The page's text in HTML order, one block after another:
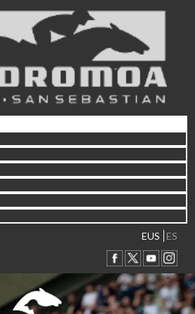
EUS ES
17:30 Abuztuaren 2a / 2 de
Abuztuaren 9a / 9 de
12:08 Abuztaren 12a / 12 de
17:05 Abuztuaren 15a / 15 de
17:30 Abuztuaren 23a / 23 de
17:30 Abuztuaren 30a / 30 de
11:15
17:30 Irailaren 6a / 6 de
Irailaren 13a / 13 de
09 11:30 Irailaren 30a / 30 de